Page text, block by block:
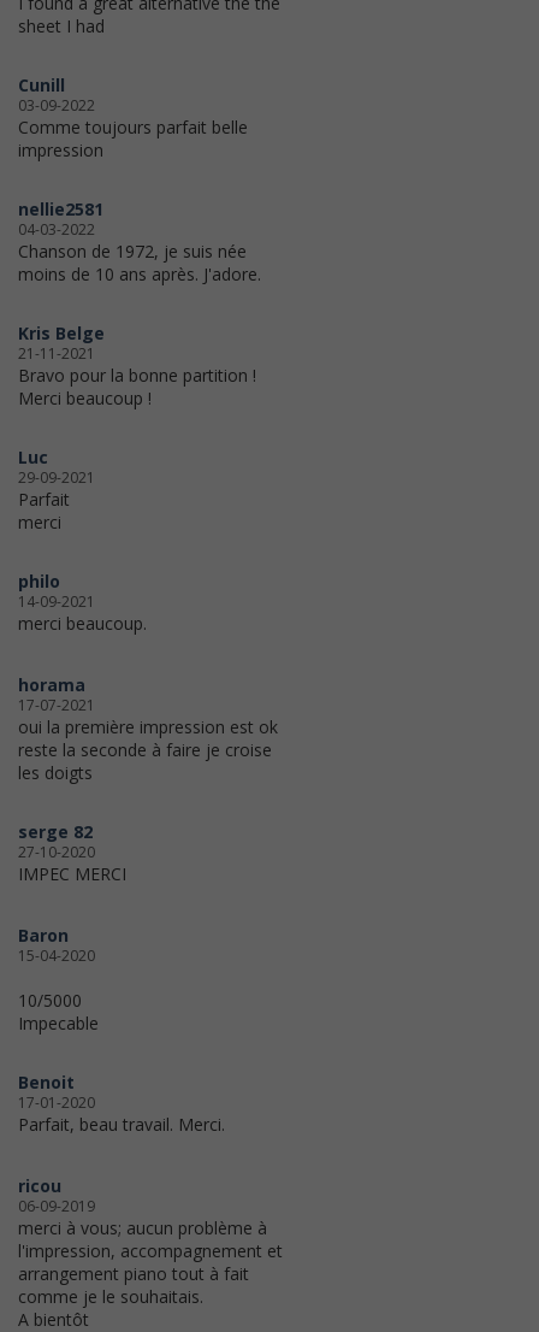
sheet I had
Cunill
03-09-2022
Comme toujours parfait belle
impression
nellie2581
04-03-2022
Chanson de 1972, je suis née
moins de 10 ans après. J'adore.
Kris Belge
21-11-2021
Bravo pour la bonne partition !
Merci beaucoup !
Luc
29-09-2021
Parfait
merci
philo
14-09-2021
merci beaucoup.
horama
17-07-2021
oui la première impression est ok
reste la seconde à faire je croise
les doigts
serge 82
27-10-2020
IMPEC MERCI
Baron
15-04-2020
10/5000
Impecable
Benoit
17-01-2020
Parfait, beau travail. Merci.
ricou
06-09-2019
merci à vous; aucun problème à
l'impression, accompagnement et
arrangement piano tout à fait
comme je le souhaitais.
A bientôt